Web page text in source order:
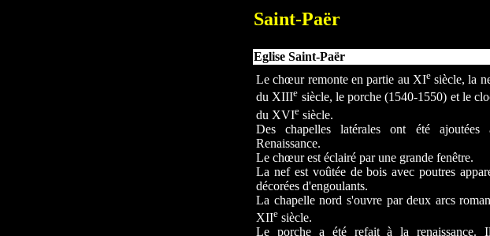
Saint-Paër
Eglise Saint-Paër
Le chœur remonte en partie au XIesiècle, la
du XIIIe siècle, le porche (1540-1550) et le
du XVIe siècle.
Des chapelles latérales ont été ajoutées
Renaissance.
Le chœur est éclairé par une grande fenêtre.
La nef est voûtée de bois avec poutres
décorées d'engoulants.
La chapelle nord s'ouvre par deux arcs
XIIe siècle.
Le porche a été refait à la renaissance.